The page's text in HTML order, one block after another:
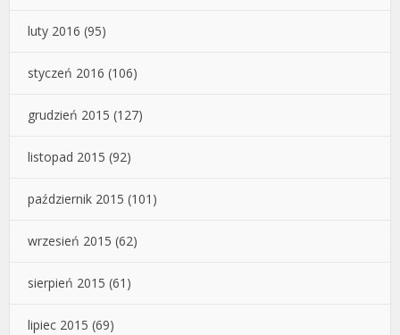
luty 2016 (95)
styczeń 2016 (106)
grudzień 2015 (127)
listopad 2015 (92)
październik 2015 (101)
wrzesień 2015 (62)
sierpień 2015 (61)
lipiec 2015 (69)